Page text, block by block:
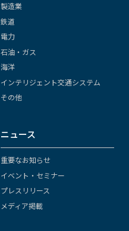
製造業
鉄道
電力
石油・ガス
海洋
インテリジェント交通システム
その他
ニュース
重要なお知らせ
イベント・セミナー
プレスリリース
メディア掲載